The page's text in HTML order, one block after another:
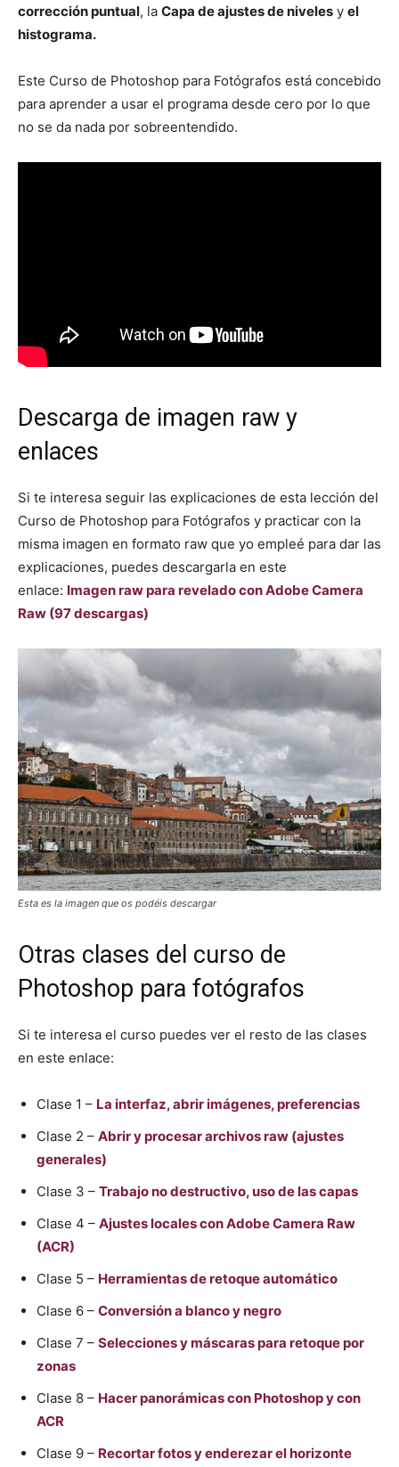
corrección puntual, la Capa de ajustes de niveles y el
histograma.
Este Curso de Photoshop para Fotógrafos está concebido
para aprender a usar el programa desde cero por lo que
no se da nada por sobreentendido.
Descarga de imagen raw y
enlaces
Si te interesa seguir las explicaciones de esta lección del
Curso de Photoshop para Fotógrafos y practicar con la
misma imagen en formato raw que yo empleé para dar las
explicaciones, puedes descargarla en este
enlace: Imagen raw para revelado con Adobe Camera
Raw (97 descargas)
Esta es la imagen que os podéis descargar
Otras clases del curso de
Photoshop para fotógrafos
Si te interesa el curso puedes ver el resto de las clases
en este enlace:
Clase 1 – La interfaz, abrir imágenes, preferencias
Clase 2 – Abrir y procesar archivos raw (ajustes
generales)
Clase 3 – Trabajo no destructivo, uso de las capas
Clase 4 – Ajustes locales con Adobe Camera Raw
(ACR)
Clase 5 – Herramientas de retoque automático
Clase 6 – Conversión a blanco y negro
Clase 7 – Selecciones y máscaras para retoque por
zonas
Clase 8 – Hacer panorámicas con Photoshop y con
ACR
Clase 9 – Recortar fotos y enderezar el horizonte